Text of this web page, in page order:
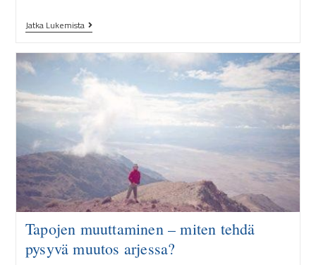
Jatka Lukemista
Tapojen muuttaminen – miten tehdä
pysyvä muutos arjessa?